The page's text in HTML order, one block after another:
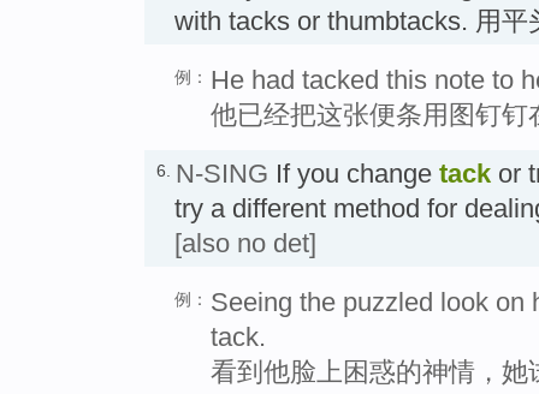
with tacks or thumbtacks. 用平
例： He had tacked this note to
他已经把这张便条用图钉钉
6. N-SING If you change tack or
try a different method for
[also no det]
例： Seeing the puzzled look on
tack.
看到他脸上困惑的神情，